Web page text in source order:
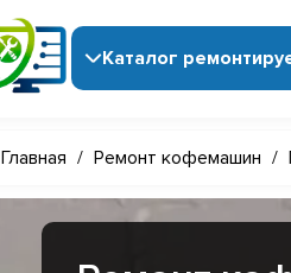
Каталог
Главная / Ремонт кофемашин /